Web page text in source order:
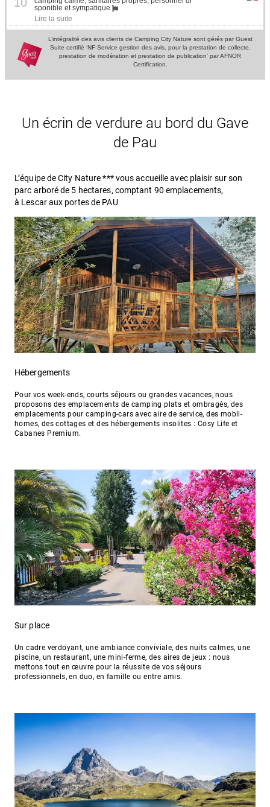
Un écrin de verdure au bord du Gave
de Pau
L’équipe de City Nature *** vous accueille avec plaisir sur son
parc arboré de 5 hectares, comptant 90 emplacements,
à Lescar aux portes de PAU
Hébergements
Pour vos week-ends, courts séjours ou grandes vacances, nous
proposons des emplacements de camping plats et ombragés, des
emplacements pour camping-cars avec aire de service, des mobil-
homes, des cottages et des hébergements insolites : Cosy Life et
Cabanes Premium.
Sur place
Un cadre verdoyant, une ambiance conviviale, des nuits calmes, une
piscine, un restaurant, une mini-ferme, des aires de jeux : nous
mettons tout en œuvre pour la réussite de vos séjours
professionnels, en duo, en famille ou entre amis.